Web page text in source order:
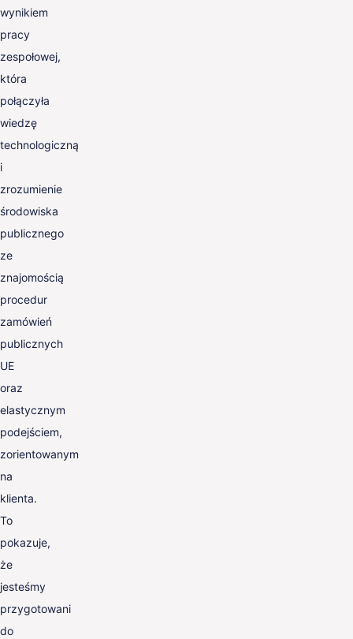
wynikiem
pracy
zespołowej,
która
połączyła
wiedzę
technologiczną
i
zrozumienie
środowiska
publicznego
ze
znajomością
procedur
zamówień
publicznych
UE
oraz
elastycznym
podejściem,
zorientowanym
na
klienta.
To
pokazuje,
że
jesteśmy
przygotowani
do